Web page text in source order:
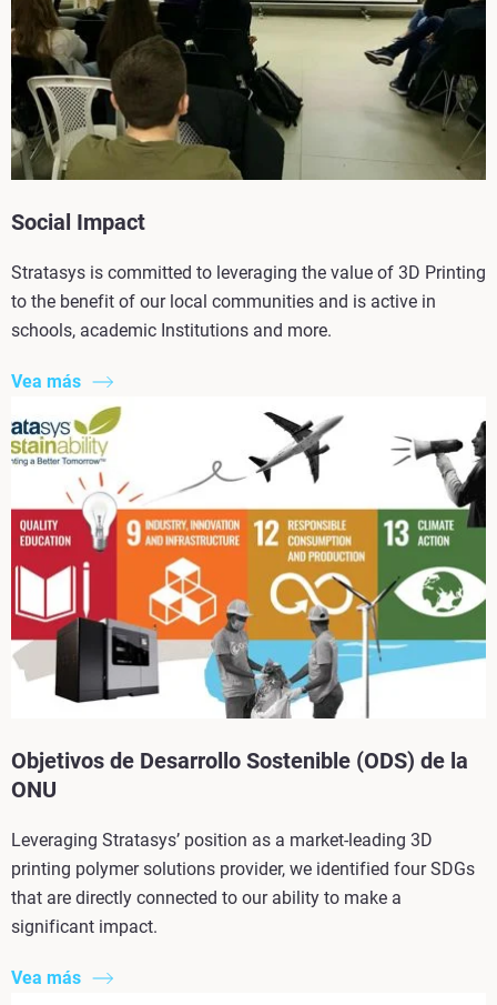
Social Impact
Stratasys is committed to leveraging the value of 3D Printing
to the benefit of our local communities and is active in
schools, academic Institutions and more.
Vea más
Objetivos de Desarrollo Sostenible (ODS) de la
ONU
Leveraging Stratasys’ position as a market-leading 3D
printing polymer solutions provider, we identified four SDGs
that are directly connected to our ability to make a
significant impact.
Vea más